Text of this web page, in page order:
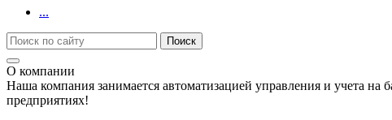
...
О компании
Наша компания занимается автоматизацией управления и учета
предприятиях!